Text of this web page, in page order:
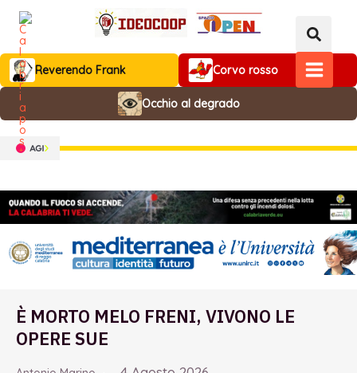
contenuto
MAIN
Reverendo Frank Corvo rosso
Occhio al degrado
È MORTO MELO FRENI, VIVONO LE
OPERE SUE